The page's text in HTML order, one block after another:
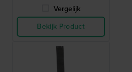
Vergelijk
Bekijk Product